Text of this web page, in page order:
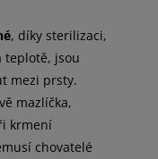
, díky sterilizaci,
teplotě, jsou
mezi prsty.
mazlíčka,
krmení
chovatelé